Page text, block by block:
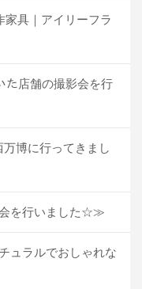
具｜アイリーフラ
た店舗の撮影会を行
博に行ってきまし
を行いました☆≫
ュラルでおしゃれな